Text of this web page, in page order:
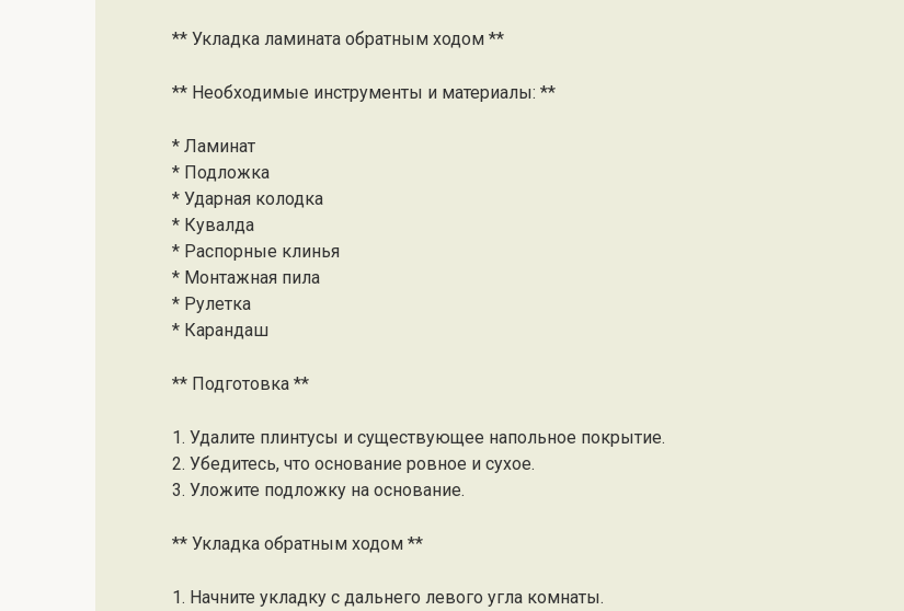
** Укладка ламината обратным ходом **
** Необходимые инструменты и материалы: **
* Ламинат
* Подложка
* Ударная колодка
* Кувалда
* Распорные клинья
* Монтажная пила
* Рулетка
* Карандаш
** Подготовка **
1. Удалите плинтусы и существующее напольное покрытие.
2. Убедитесь, что основание ровное и сухое.
3. Уложите подложку на основание.
** Укладка обратным ходом **
1. Начните укладку с дальнего левого угла комнаты.